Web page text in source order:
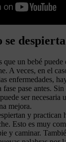
un bebé puede
A veces, en el
enfermedades,
pase antes.
ser necesaria
mejora.
y practican
Esto es muy
y caminar.